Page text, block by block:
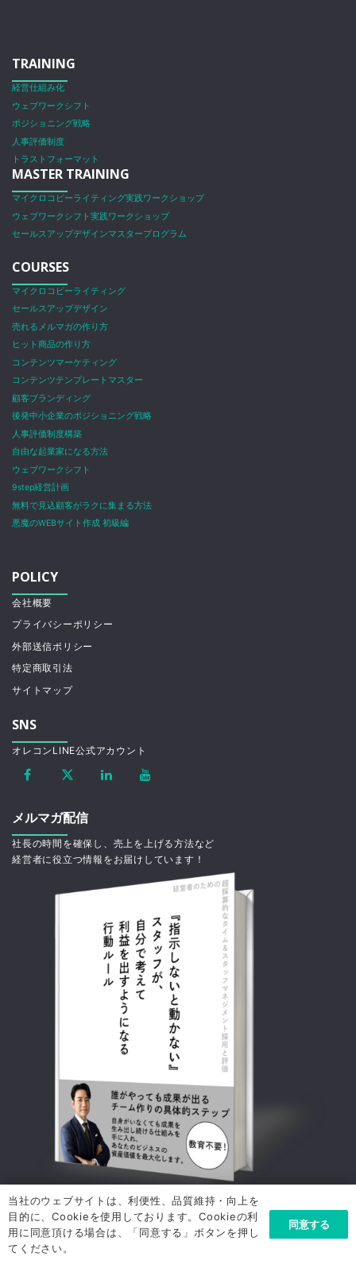
TRAINING
経営仕組み化
ウェブワークシフト
ポジショニング戦略
人事評価制度
トラストフォーマット
MASTER TRAINING
マイクロコピーライティング実践ワークショップ
ウェブワークシフト実践ワークショップ
セールスアップデザインマスタープログラム
COURSES
マイクロコピーライティング
セールスアップデザイン
売れるメルマガの作り方
ヒット商品の作り方
コンテンツマーケティング
コンテンツテンプレートマスター
顧客ブランディング
後発中小企業のポジショニング戦略
人事評価制度構築
自由な起業家になる方法
ウェブワークシフト
9step経営計画
無料で見込顧客がラクに集まる方法
悪魔のWEBサイト作成 初級編
POLICY
会社概要
プライバシーポリシー
外部送信ポリシー
特定商取引法
サイトマップ
SNS
オレコンLINE公式アカウント
メルマガ配信
社長の時間を確保し、売上を上げる方法など
経営者に役立つ情報をお届けしています！
メールアドレス *
当社のウェブサイトは、利便性、品質維持・向上を
目的に、Cookieを使用しております。Cookieの利
用に同意頂ける場合は、「同意する」ボタンを押し
てください。
同意する